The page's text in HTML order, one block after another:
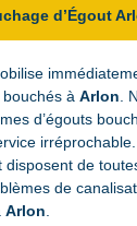
d’Égout
à Arlon .
d’égouts
disposent de
de
Arlon